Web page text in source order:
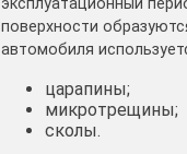
эксплуатационный
поверхности
автомобиля
царапины;
микротрещины;
сколы.